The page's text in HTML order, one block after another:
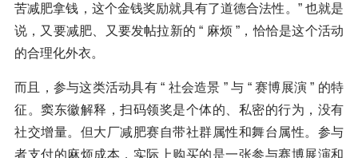
苦减肥拿钱，这个金钱奖励就具有了道德合法性。” 也就是
说，又要减肥、又要发帖拉新的 “ 麻烦 ”，恰恰是这个活动
的合理化外衣。
而且，参与这类活动具有 “ 社会造景 ” 与 “ 赛博展演 ” 的特
征。窦东徽解释，扫码领奖是个体的、私密的行为，没有
社交增量。但大厂减肥赛自带社群属性和舞台属性。参与
者支付的麻烦成本，实际上购买的是一张参与赛博展演和